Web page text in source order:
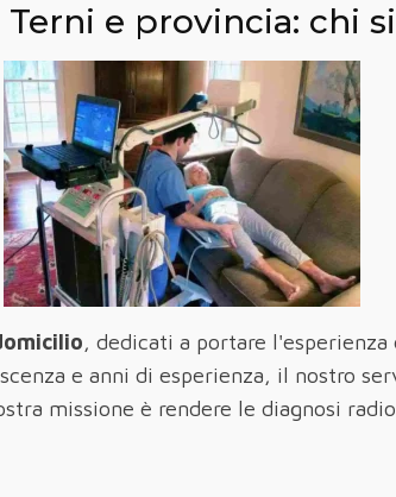
e provincia: chi
, dedicati a portare
e anni di esperienza, il nostro
missione è rendere le diagnosi